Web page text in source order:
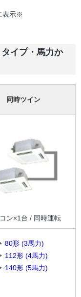
表示※
イプ・馬力か
同時ツイン
ン×1台 / 同時運転
80形 (3馬力)
112形 (4馬力)
140形 (5馬力)